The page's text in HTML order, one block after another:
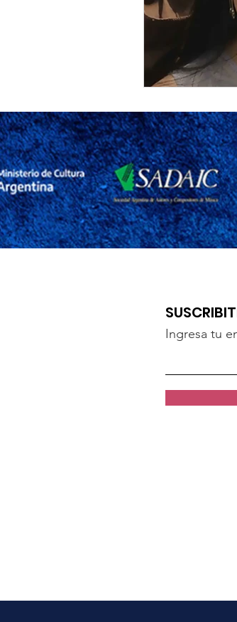
Ingresa tu